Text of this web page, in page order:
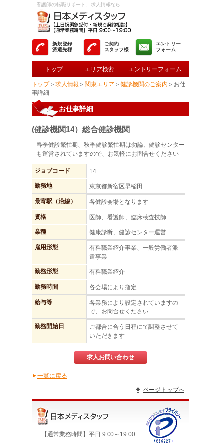
看護師の転職サポート、求人情報なら
新規登録
派遣先様
ご契約
スタッフ様
エントリー
フォーム
トップ エリア検索 エントリーフォーム
トップ＞ 求人情報 ＞ 関東エリア ＞ 健診機関のご案内 ＞お仕
事詳細
お仕事詳細
(健診機関14）総合健診機関
春季健診繁忙期、秋季健診繁忙期は勿論、健診センター
も運営されていますので、お気軽にお問合せください
ジョブコード 14
勤務地 東京都新宿区早稲田
最寄駅（沿線） 各健診会場となります
資格 医師、看護師、臨床検査技師
業種 健康診断、健診センター運営
雇用形態
有料職業紹介事業、一般労働者派
遣事業
勤務形態 有料職業紹介
勤務時間 各会場により指定
給与等
各業務により設定されていますの
で、お問合せください
勤務開始日
ご都合に合う日程にて調整させて
いただきます
求人お問い合わせ
▲一覧に戻る
ページトップへ
【通常業務時間】平日 9:00～19:00